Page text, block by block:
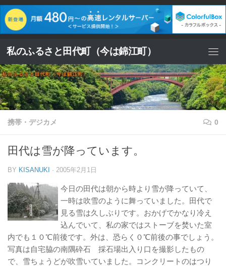
コンテンツへスキップ
私のふるさと田代町（今は錦江町）
携帯・デジカメ 0
田代は雪が降っています。
BY KISANUKI · 2005年2月1日
今日の田代は朝から時より雪が降っていて、
一時は吹雪のように舞っていました。田代で
見る雪は久しぶりです。おかげでかなり冷え
込んでいて、私の家ではストーブを焚いた室
内でも１０℃前後です。外は、恐らく０℃前後の事でしょう。
写真は自宅脇の南隅砕石 採石場出入り口を撮影したもの
で、雪ちょうどが吹雪いていました。コンクリートのはつり